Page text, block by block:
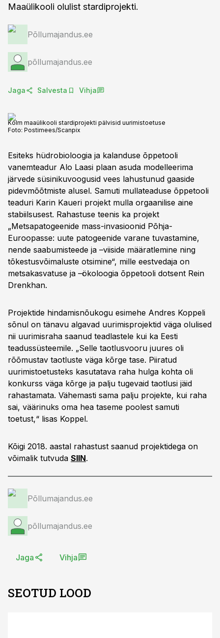
Maaülikooli olulist stardiprojekti.
Põllumajandus.ee
põllumajandus.ee
Jaga Salvesta Vihja
Kolm maaülikooli stardiprojekti pälvisid uurimistoetuse
Foto: Postimees/Scanpix
Esiteks hüdrobioloogia ja kalanduse õppetooli
vanemteadur Alo Laasi plaan asuda modelleerima
järvede süsinikuvoogusid vees lahustunud gaaside
pidevmõõtmiste alusel. Samuti mullateaduse õppetooli
teaduri Karin Kaueri projekt mulla orgaanilise aine
stabiilsusest. Rahastuse teenis ka projekt
„Metsapatogeenide mass-invasioonid Põhja-
Euroopasse: uute patogeenide varane tuvastamine,
nende saabumisteede ja –viiside määratlemine ning
tõkestusvõimaluste otsimine“, mille eestvedaja on
metsakasvatuse ja –ökoloogia õppetooli dotsent Rein
Drenkhan.
Projektide hindamisnõukogu esimehe Andres Koppeli
sõnul on tänavu algavad uurimisprojektid väga olulised
nii uurimisraha saanud teadlastele kui ka Eesti
teadussüsteemile. „Selle taotlusvooru juures oli
rõõmustav taotluste väga kõrge tase. Piiratud
uurimistoetusteks kasutatava raha hulga kohta oli
konkurss väga kõrge ja palju tugevaid taotlusi jäid
rahastamata. Vähemasti sama palju projekte, kui raha
sai, väärinuks oma hea taseme poolest samuti
toetust,“ lisas Koppel.
Kõigi 2018. aastal rahastust saanud projektidega on
võimalik tutvuda SIIN.
Põllumajandus.ee
põllumajandus.ee
Jaga Vihja
SEOTUD LOOD